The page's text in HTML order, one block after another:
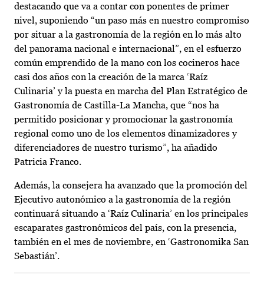
destacando que va a contar con ponentes de primer
nivel, suponiendo “un paso más en nuestro compromiso
por situar a la gastronomía de la región en lo más alto
del panorama nacional e internacional”, en el esfuerzo
común emprendido de la mano con los cocineros hace
casi dos años con la creación de la marca ‘Raíz
Culinaria’ y la puesta en marcha del Plan Estratégico de
Gastronomía de Castilla-La Mancha, que “nos ha
permitido posicionar y promocionar la gastronomía
regional como uno de los elementos dinamizadores y
diferenciadores de nuestro turismo”, ha añadido
Patricia Franco.
Además, la consejera ha avanzado que la promoción del
Ejecutivo autonómico a la gastronomía de la región
continuará situando a ‘Raíz Culinaria’ en los principales
escaparates gastronómicos del país, con la presencia,
también en el mes de noviembre, en ‘Gastronomika San
Sebastián’.